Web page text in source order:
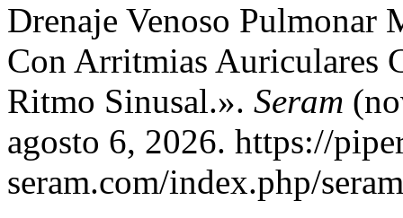
Drenaje Venoso Pulmonar
Con Arritmias Auriculares
Ritmo Sinusal.». Seram
agosto 6, 2026. https://
seram.com/index.php/